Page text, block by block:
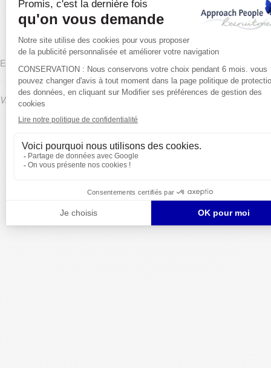
Espagne
Visitez notre site